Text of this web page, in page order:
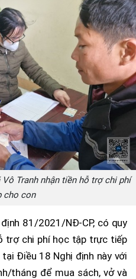
Tranh nhận tiền hỗ trợ chi phí
cho con
81/2021/NĐ-CP, có quy
trợ chi phí học tập trực tiếp
Điều 18 Nghị định này với
tháng để mua sách, vở và